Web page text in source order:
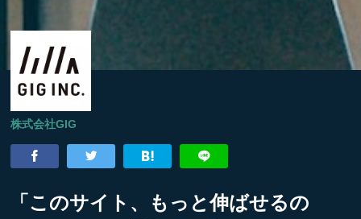
株式会社GIG
「このサイト、もっと伸ばせるの